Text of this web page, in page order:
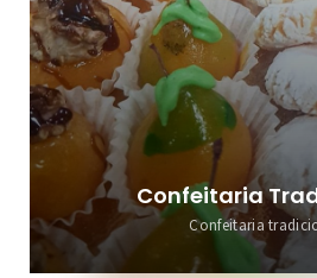
Confeitaria
Confeitaria